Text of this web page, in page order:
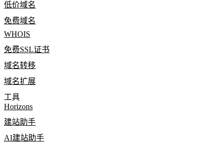
低价域名
免费域名
WHOIS
免费SSL证书
域名转移
域名扩展
工具
Horizons
建站助手
AI建站助手